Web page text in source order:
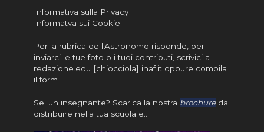
Informativa sulla Privacy
Informatva sui Cookie
Per la rubrica de l'Astronomo risponde, per
inviarci le tue foto o i tuoi contributi, scrivici a
redazione.edu [chiocciola] inaf.it oppure compila
il form
Sei un insegnante? Scarica la nostra brochureda
distribuire nella tua scuola e…